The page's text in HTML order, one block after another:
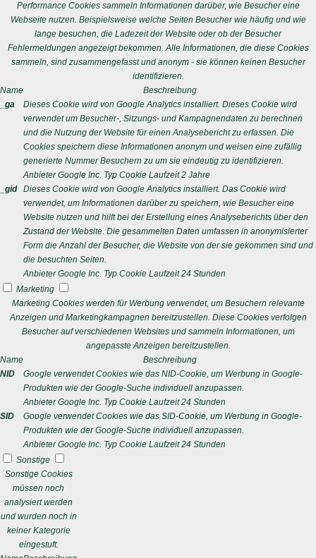
Performance Cookies sammeln Informationen darüber, wie Besucher eine
Webseite nutzen. Beispielsweise welche Seiten Besucher wie häufig und wie
lange besuchen, die Ladezeit der Website oder ob der Besucher
Fehlermeldungen angezeigt bekommen. Alle Informationen, die diese Cookies
sammeln, sind zusammengefasst und anonym - sie können keinen Besucher
identifizieren.
Name
Beschreibung
_ga
Dieses Cookie wird von Google Analytics installiert. Dieses Cookie wird
verwendet um Besucher-, Sitzungs- und Kampagnendaten zu berechnen
und die Nutzung der Website für einen Analysebericht zu erfassen. Die
Cookies speichern diese Informationen anonym und weisen eine zufällig
generierte Nummer Besuchern zu um sie eindeutig zu identifizieren.
Anbieter Google Inc. Typ Cookie Laufzeit 2 Jahre
_gid
Dieses Cookie wird von Google Analytics installiert. Das Cookie wird
verwendet, um Informationen darüber zu speichern, wie Besucher eine
Website nutzen und hilft bei der Erstellung eines Analyseberichts über den
Zustand der Website. Die gesammelten Daten umfassen in anonymisierter
Form die Anzahl der Besucher, die Website von der sie gekommen sind und
die besuchten Seiten.
Anbieter Google Inc. Typ Cookie Laufzeit 24 Stunden
Marketing
Marketing Cookies werden für Werbung verwendet, um Besuchern relevante
Anzeigen und Marketingkampagnen bereitzustellen. Diese Cookies verfolgen
Besucher auf verschiedenen Websites und sammeln Informationen, um
angepasste Anzeigen bereitzustellen.
Name
Beschreibung
NID
Google verwendet Cookies wie das NID-Cookie, um Werbung in Google-
Produkten wie der Google-Suche individuell anzupassen.
Anbieter Google Inc. Typ Cookie Laufzeit 24 Stunden
SID
Google verwendet Cookies wie das SID-Cookie, um Werbung in Google-
Produkten wie der Google-Suche individuell anzupassen.
Anbieter Google Inc. Typ Cookie Laufzeit 24 Stunden
Sonstige
Sonstige Cookies
müssen noch
analysiert werden
und wurden noch in
keiner Kategorie
eingestuft.